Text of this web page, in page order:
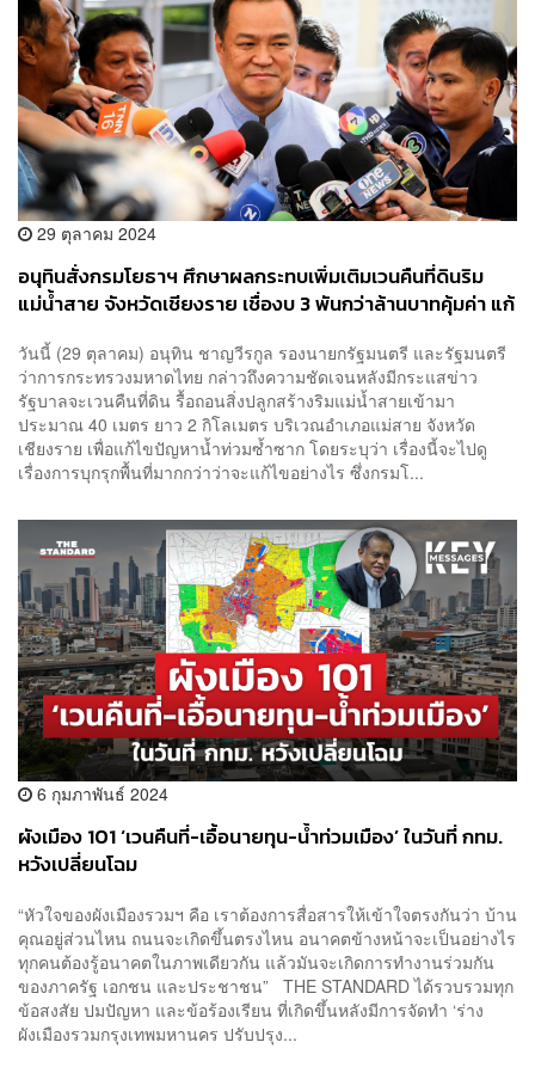
29 ตุลาคม 2024
อนุทินสั่งกรมโยธาฯ ศึกษาผลกระทบเพิ่มเติมเวนคืนที่ดินริม
แม่น้ำสาย จังหวัดเชียงราย เชื่องบ 3 พันกว่าล้านบาทคุ้มค่า แก้
วันนี้ (29 ตุลาคม) อนุทิน ชาญวีรกูล รองนายกรัฐมนตรี และรัฐมนตรี
ว่าการกระทรวงมหาดไทย กล่าวถึงความชัดเจนหลังมีกระแสข่าว
รัฐบาลจะเวนคืนที่ดิน รื้อถอนสิ่งปลูกสร้างริมแม่น้ำสายเข้ามา
ประมาณ 40 เมตร ยาว 2 กิโลเมตร บริเวณอำเภอแม่สาย จังหวัด
เชียงราย เพื่อแก้ไขปัญหาน้ำท่วมซ้ำซาก โดยระบุว่า เรื่องนี้จะไปดู
เรื่องการบุกรุกพื้นที่มากกว่าว่าจะแก้ไขอย่างไร ซึ่งกรมโ...
6 กุมภาพันธ์ 2024
ผังเมือง 101 ‘เวนคืนที่-เอื้อนายทุน-น้ำท่วมเมือง’ ในวันที่ กทม.
หวังเปลี่ยนโฉม
“หัวใจของผังเมืองรวมฯ คือ เราต้องการสื่อสารให้เข้าใจตรงกันว่า บ้าน
คุณอยู่ส่วนไหน ถนนจะเกิดขึ้นตรงไหน อนาคตข้างหน้าจะเป็นอย่างไร
ทุกคนต้องรู้อนาคตในภาพเดียวกัน แล้วมันจะเกิดการทำงานร่วมกัน
ของภาครัฐ เอกชน และประชาชน” THE STANDARD ได้รวบรวมทุก
ข้อสงสัย ปมปัญหา และข้อร้องเรียน ที่เกิดขึ้นหลังมีการจัดทำ ‘ร่าง
ผังเมืองรวมกรุงเทพมหานคร ปรับปรุง...